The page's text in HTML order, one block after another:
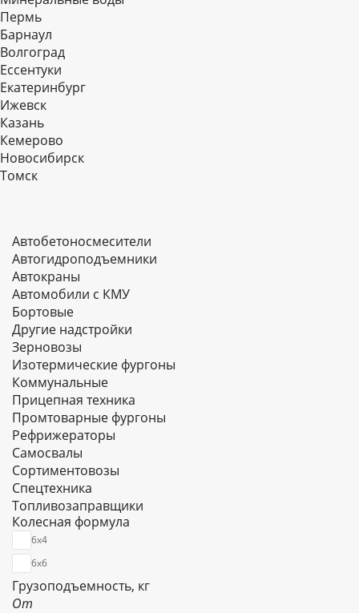
Пермь
Барнаул
Волгоград
Еcсентуки
Екатеринбург
Ижевск
Казань
Кемерово
Новосибирск
Томск
Автобетоносмесители
Автогидроподъемники
Автокраны
Автомобили с КМУ
Бортовые
Другие надстройки
Зерновозы
Изотермические фургоны
Коммунальные
Прицепная техника
Промтоварные фургоны
Рефрижераторы
Самосвалы
Сортиментовозы
Спецтехника
Топливозаправщики
Тягачи
Цельнометаллические фургоны
Цистерны
Шасси
Колесная формула
6х4
6х6
Грузоподъемность, кг
От